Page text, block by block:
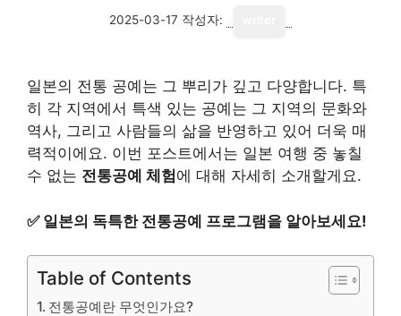
2025-03-17 작성자:
일본의 전통 공예는 그 뿌리가 깊고 다양합니다. 특
히 각 지역에서 특색 있는 공예는 그 지역의 문화와
역사, 그리고 사람들의 삶을 반영하고 있어 더욱 매
력적이에요. 이번 포스트에서는 일본 여행 중 놓칠
수 없는 전통공예 체험에 대해 자세히 소개할게요.
✅ 일본의 독특한 전통공예 프로그램을 알아보세요!
Table of Contents
전통공예란 무엇인가요?